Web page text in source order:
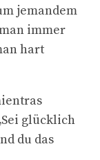
jemandem
immer
hart
glücklich
du das